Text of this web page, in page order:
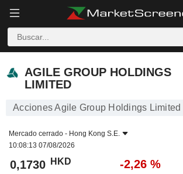
AGILE GROUP HOLDINGS
LIMITED
Acciones Agile Group Holdings Limited
Mercado cerrado - Hong Kong S.E.
10:08:13 07/08/2026
0,1730 HKD -2,26 %